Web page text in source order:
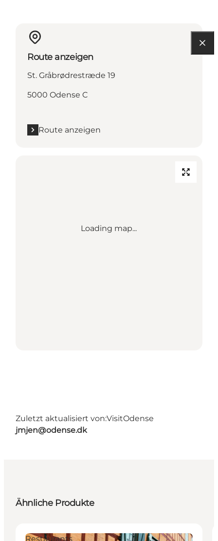
Route anzeigen
St. Gråbrødrestræde 19
5000 Odense C
Route anzeigen
Loading map...
Zuletzt aktualisiert von:VisitOdense
jmjen@odense.dk
Ähnliche Produkte
Restaurants